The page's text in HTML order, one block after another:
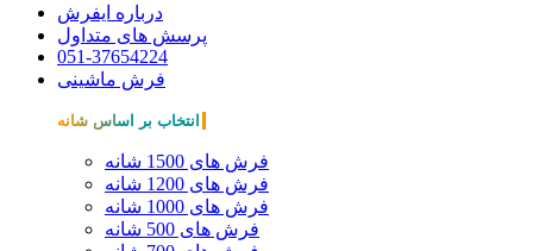
درباره ایفرش
پرسش های متداول
051-37654224
فرش ماشینی
انتخاب بر اساس شانه
فرش های 1500 شانه
فرش های 1200 شانه
فرش های 1000 شانه
فرش های 500 شانه